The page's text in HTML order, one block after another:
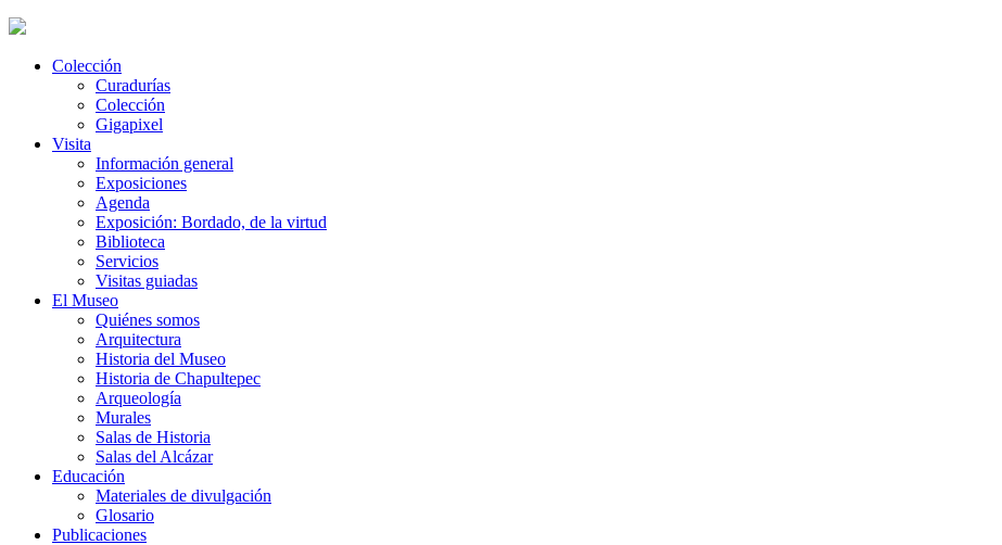
Colección
Curadurías
Colección
Gigapixel
Visita
Información general
Exposiciones
Agenda
Exposición: Bordado, de la virtud
Biblioteca
Servicios
Visitas guiadas
El Museo
Quiénes somos
Arquitectura
Historia del Museo
Historia de Chapultepec
Arqueología
Murales
Salas de Historia
Salas del Alcázar
Educación
Materiales de divulgación
Glosario
Publicaciones